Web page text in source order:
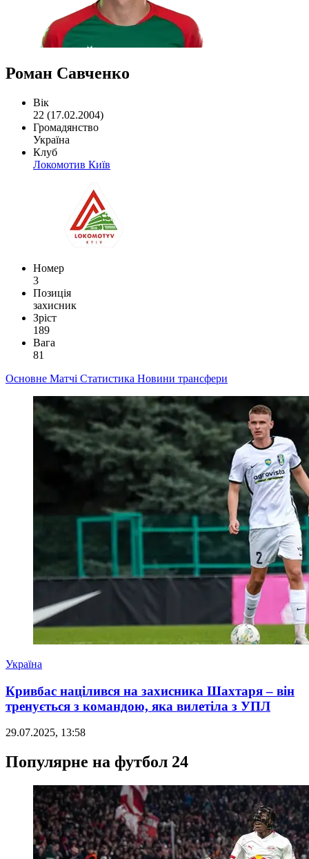
Роман Савченко
Вік
22 (17.02.2004)
Громадянство
Україна
Клуб
Локомотив Київ
Номер
3
Позиція
захисник
Зріст
189
Вага
81
Основне Матчі Статистика Новини трансфери
Україна
Кривбас націлився на захисника Шахтаря – він
тренується з командою, яка вилетіла з УПЛ
29.07.2025, 13:58
Популярне на футбол 24